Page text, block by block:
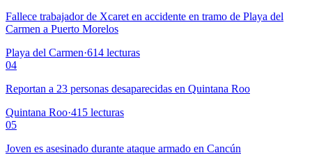
Fallece trabajador de Xcaret en accidente en tramo de Playa del
Carmen a Puerto Morelos
Playa del Carmen·614 lecturas
04
Reportan a 23 personas desaparecidas en Quintana Roo
Quintana Roo·415 lecturas
05
Joven es asesinado durante ataque armado en Cancún